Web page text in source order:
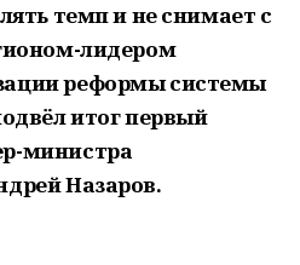
темп и не снимает с
лидером
реформы системы
итог первый
министра
Назаров.